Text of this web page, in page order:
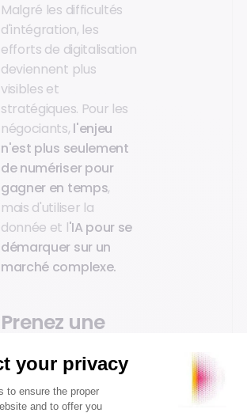
Malgré les difficultés
d'intégration, les
efforts de digitalisation
deviennent plus
visibles et
stratégiques. Pour les
négociants, l'enjeu
n'est plus seulement
de numériser pour
gagner en temps,
mais d'utiliser la
donnée et l'IA pour se
démarquer sur un
marché complexe.
Prenez une
d'avance